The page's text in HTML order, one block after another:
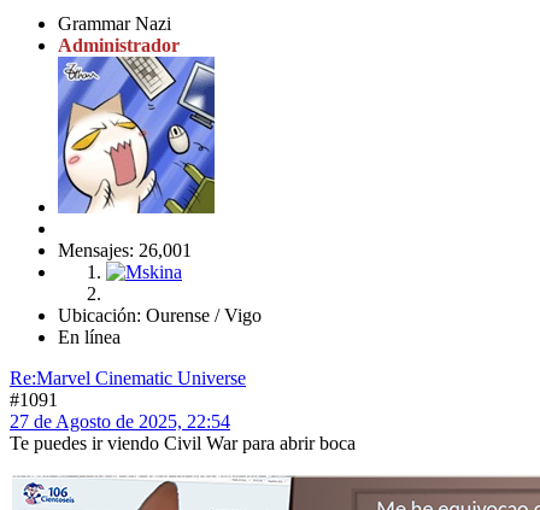
Grammar Nazi
Administrador
Mensajes: 26,001
Ubicación: Ourense / Vigo
En línea
Re:Marvel Cinematic Universe
#1091
27 de Agosto de 2025, 22:54
Te puedes ir viendo Civil War para abrir boca